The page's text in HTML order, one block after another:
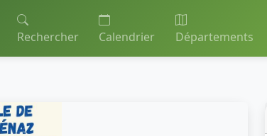
Rechercher Calendrier Départements